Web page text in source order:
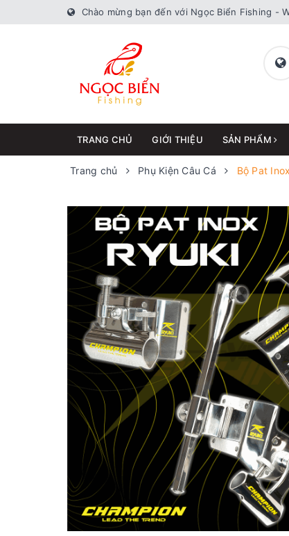
Chào mừng bạn đến với Ngọc Biển Fishing -
TRANG CHỦ GIỚI THIỆU SẢN PHẨM
Trang chủ Phụ Kiện Câu Cá Bộ Pat